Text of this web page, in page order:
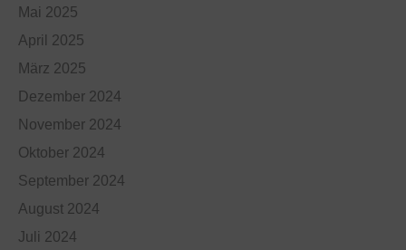
Mai 2025
April 2025
März 2025
Dezember 2024
November 2024
Oktober 2024
September 2024
August 2024
Juli 2024